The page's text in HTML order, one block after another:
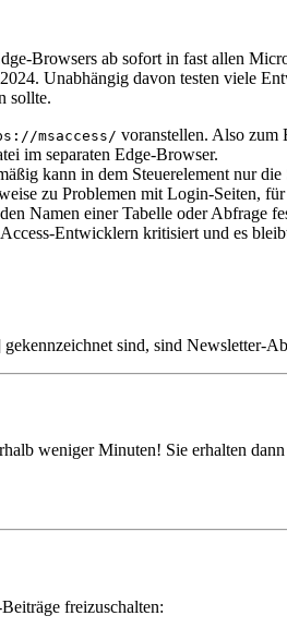
Browsers ab sofort in fast allen
Unabhängig davon testen viele
sollte.
msaccess/ voranstellen. Also zum
im separaten Edge-Browser.
kann in dem Steuerelement nur
zu Problemen mit Login-Seiten,
Namen einer Tabelle oder Abfrage
Entwicklern kritisiert und es
gekennzeichnet sind, sind Newsletter-
weniger Minuten! Sie erhalten
freizuschalten: